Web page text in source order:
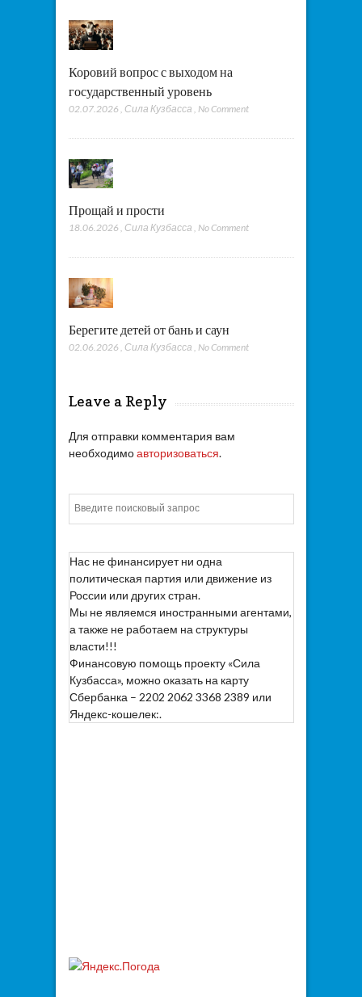
Коровий вопрос с выходом на
государственный уровень
02.07.2026 Сила Кузбасса No Comment
Прощай и прости
18.06.2026 , Сила Кузбасса , No Comment
Берегите детей от бань и саун
02.06.2026 Сила Кузбасса No Comment
Leave a Reply
Для отправки комментария вам
необходимоавторизоваться.
Нас не финансирует ни одна
политическая партия или движение из
России или других стран.
Мы не являемся иностранными агентами,
а также не работаем на структуры
власти!!!
Финансовую помощь проекту «Сила
Кузбасса», можно оказать на карту
Сбербанка – 2202 2062 3368 2389 или
Яндекс-кошелек:.